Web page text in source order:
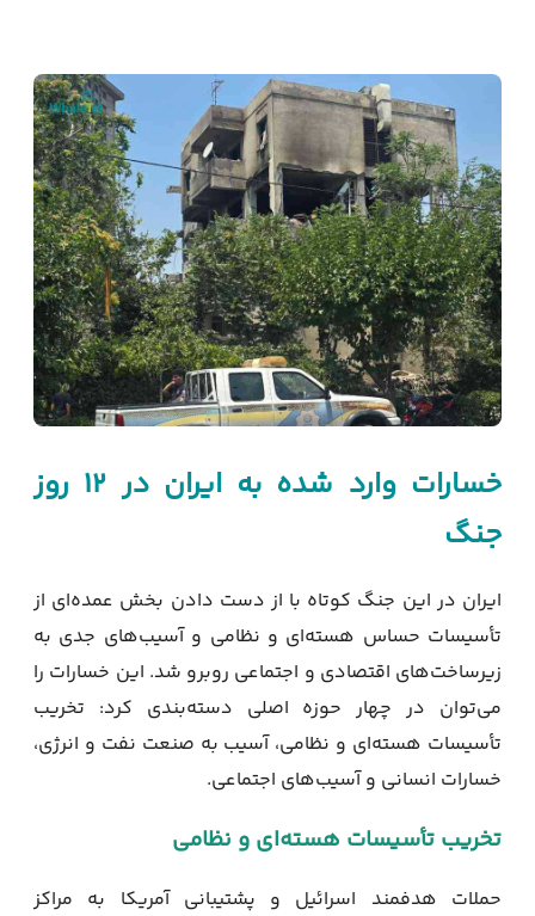
خسارات وارد شده به ایران در ۱۲ روز
جنگ
ایران در این جنگ کوتاه با از دست دادن بخش عمده‌ای از
تأسیسات حساس هسته‌ای و نظامی و آسیب‌های جدی به
زیرساخت‌های اقتصادی و اجتماعی روبرو شد. این خسارات را
می‌توان در چهار حوزه اصلی دسته‌بندی کرد: تخریب
تأسیسات هسته‌ای و نظامی، آسیب به صنعت نفت و انرژی،
خسارات انسانی و آسیب‌های اجتماعی.
تخریب تأسیسات هسته‌ای و نظامی
حملات هدفمند اسرائیل و پشتیبانی آمریکا به مراکز